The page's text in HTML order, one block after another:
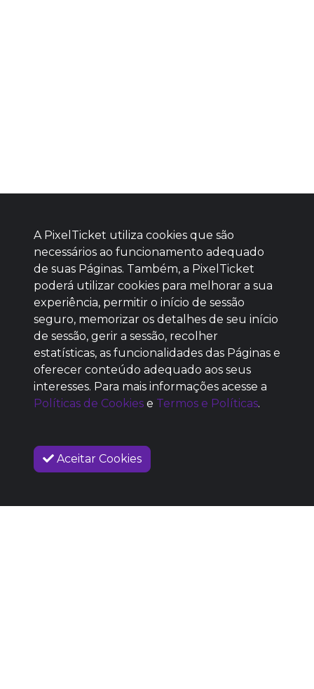
Baixe agora nosso app
SEM REPUTAÇÃO
DEFINIDA
A PixelTicket utiliza cookies que são
necessários ao funcionamento adequado
de suas Páginas. Também, a PixelTicket
poderá utilizar cookies para melhorar a sua
experiência, permitir o início de sessão
seguro, memorizar os detalhes de seu início
de sessão, gerir a sessão, recolher
estatísticas, as funcionalidades das Páginas e
oferecer conteúdo adequado aos seus
interesses. Para mais informações acesse a
Políticas de Cookies e Termos e Políticas.
Aceitar Cookies